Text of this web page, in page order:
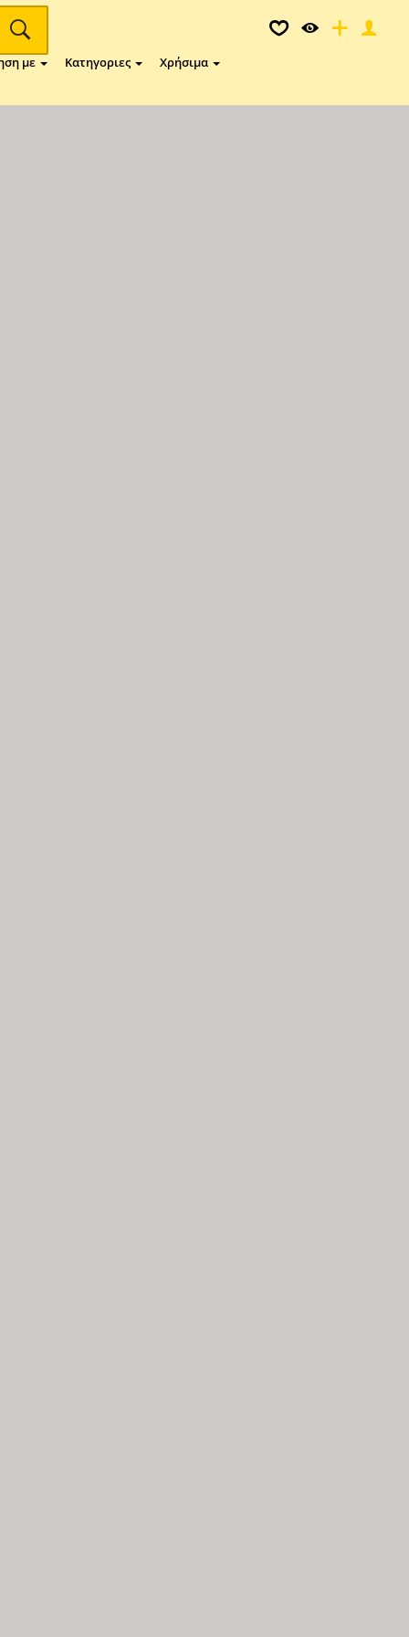
με Κατηγοριες Χρήσιμα